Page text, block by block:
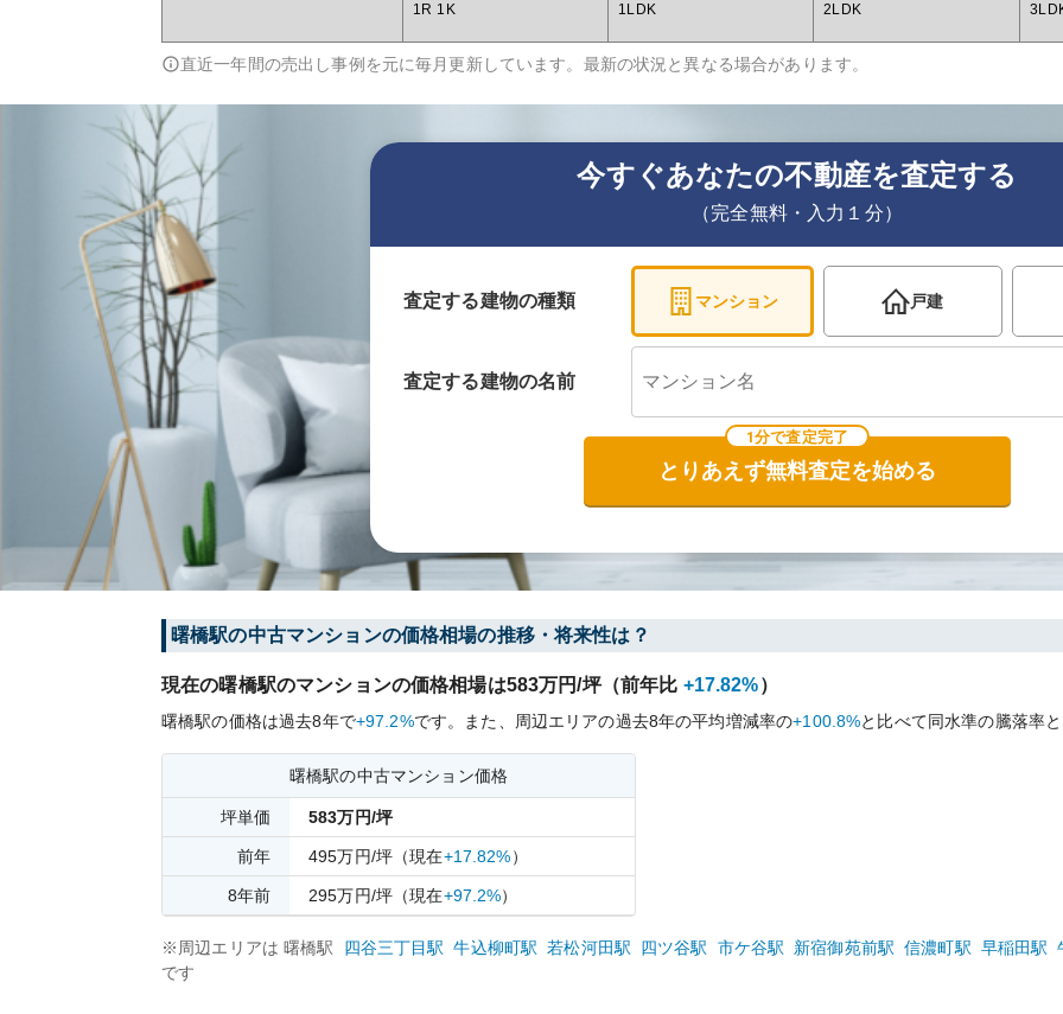
1R 1K 1LDK 2LDK
直近一年間の売出し事例を元に毎月更新しています。最新の状況と異なる場合があります。
今すぐあなたの不動産を査定する
（完全無料・入力１分）
査定する建物の種類 マンション 戸建
査定する建物の名前
1分で査定完了
とりあえず無料査定を始める
曙橋駅の中古マンションの価格相場の推移・将来性は？
現在の曙橋駅のマンションの価格相場は583万円/坪（前年比 +17.82%）
曙橋駅の価格は過去8年で+97.2%です。 また、周辺エリアの過去8年の平均増減率の+100.8%と比べて同水準の騰落率
曙橋駅の中古マンション価格
坪単価 583万円/坪
前年 495万円/坪 （現在+17.82%）
8年前 295万円/坪 （現在+97.2%）
※周辺エリアは 曙橋駅 四谷三丁目駅 牛込柳町駅 若松河田駅 四ツ谷駅 市ケ谷駅 新宿御苑前駅 信濃町駅 早稲田駅
です